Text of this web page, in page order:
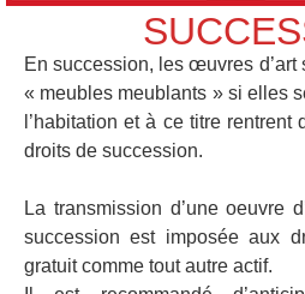
En succession, les œuvres d’art
« meubles meublants » si elles
l’habitation et à ce titre
droits de succession.
La transmission d’une oeuvre
succession est imposée aux
gratuit comme tout autre actif.